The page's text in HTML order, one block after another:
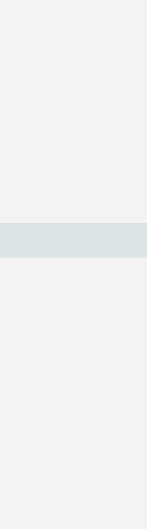
Zahl der Beschäftigten
Durch den
droht nun eine
Laut Angaben des
der Markt gegenüber dem
wurden mehr als
Gesamtleistung von
Auch das
haben sich die Zubauraten
die Beschäftigungssituation
sind
Dazu kommen noch
Solarthermie. Damit hat die
mehr als